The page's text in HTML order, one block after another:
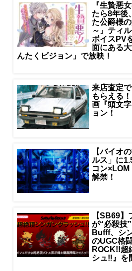
『生贄悪
たら8年後
た公爵様
～』ティ
ボイスPV
面にある
んたくビジョン」で放映！
来店査定
もらえる
画『頭文
ョン！
【バイオ
ルス」に
コン
解禁！
【SB69】
が“必殺技
Bufff、シ
のUGC格
ROCK!!超
シュ‼』を